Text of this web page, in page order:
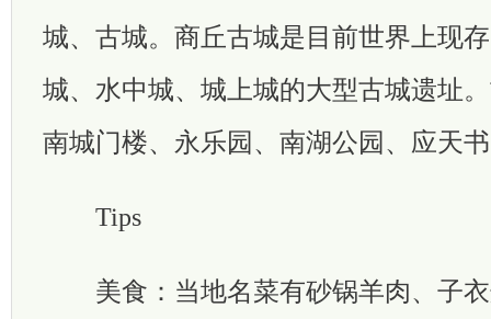
城、古城。商丘古城是目前世界上现
城、水中城、城上城的大型古城遗址
南城门楼、永乐园、南湖公园、应天
Tips
美食：当地名菜有砂锅羊肉、子衣